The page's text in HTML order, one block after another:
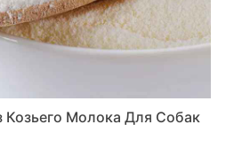
Козьего Молока Для Собак